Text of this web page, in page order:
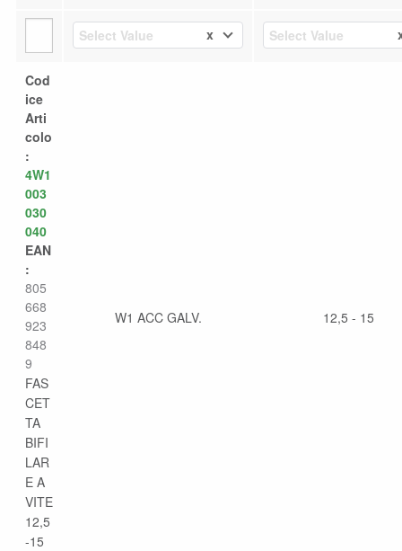
Select Value x Select Value
Cod
ice
Arti
colo
:
4W1
003
030
040
EAN
:
805
668
923
848
9
FAS
CET
TA
BIFI
LAR
E A
VITE
12,5
-15
W1 ACC GALV. 12,5 - 15